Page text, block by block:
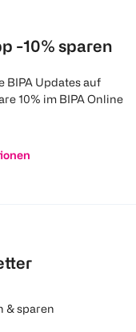
-10% sparen
BIPA Updates auf
10% im BIPA Online
& sparen